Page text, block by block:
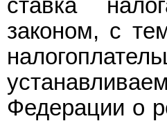
ставка
законом, с
Федерации о